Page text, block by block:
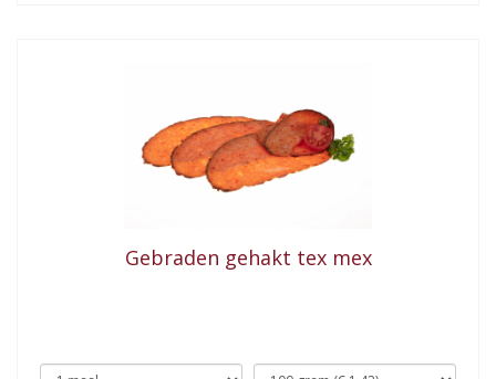
Gebraden gehakt tex mex